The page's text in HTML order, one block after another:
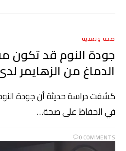
صحة وتغذية
جودة النوم قد تكون
الدماغ من الزهايمر
كشفت دراسة حديثة أن جودة
في الحفاظ على صحة…
0 COMMENTS